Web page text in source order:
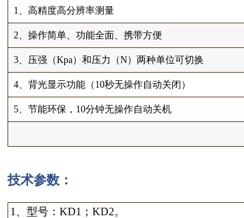
1、高精度高分辨率测量
2、操作简单、功能全面、携带方便
3、压强（Kpa）和压力（N）两种单位可切换
4、背光显示功能（10秒无操作自动关闭）
5、节能环保，10分钟无操作自动关机
技术参数：
1、型号：KD1；KD2。